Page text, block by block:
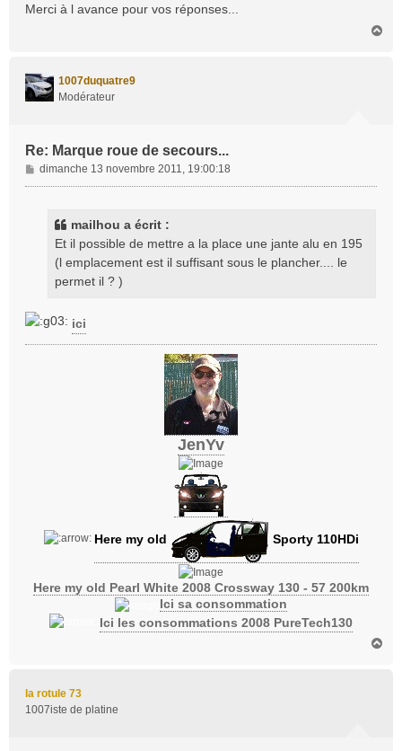
Merci à l avance pour vos réponses...
1007duquatre9
Modérateur
Re: Marque roue de secours...
M
e
dimanche 13 novembre 2011, 19:00:18
mailhou a écrit :
Et il possible de mettre a la place une jante alu en 195
(l emplacement est il suffisant sous le plancher.... le
permet il ? )
ici
JenYv
Here my old Sporty 110HDi
Here my old Pearl White 2008 Crossway 130 - 57 200km
Ici sa consommation
Ici les consommations 2008 PureTech130
la rotule 73
1007iste de platine